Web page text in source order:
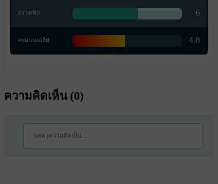
กราฟฟิก 6
คะแนนเฉลี่ย 4.8
ความคิดเห็น (0)